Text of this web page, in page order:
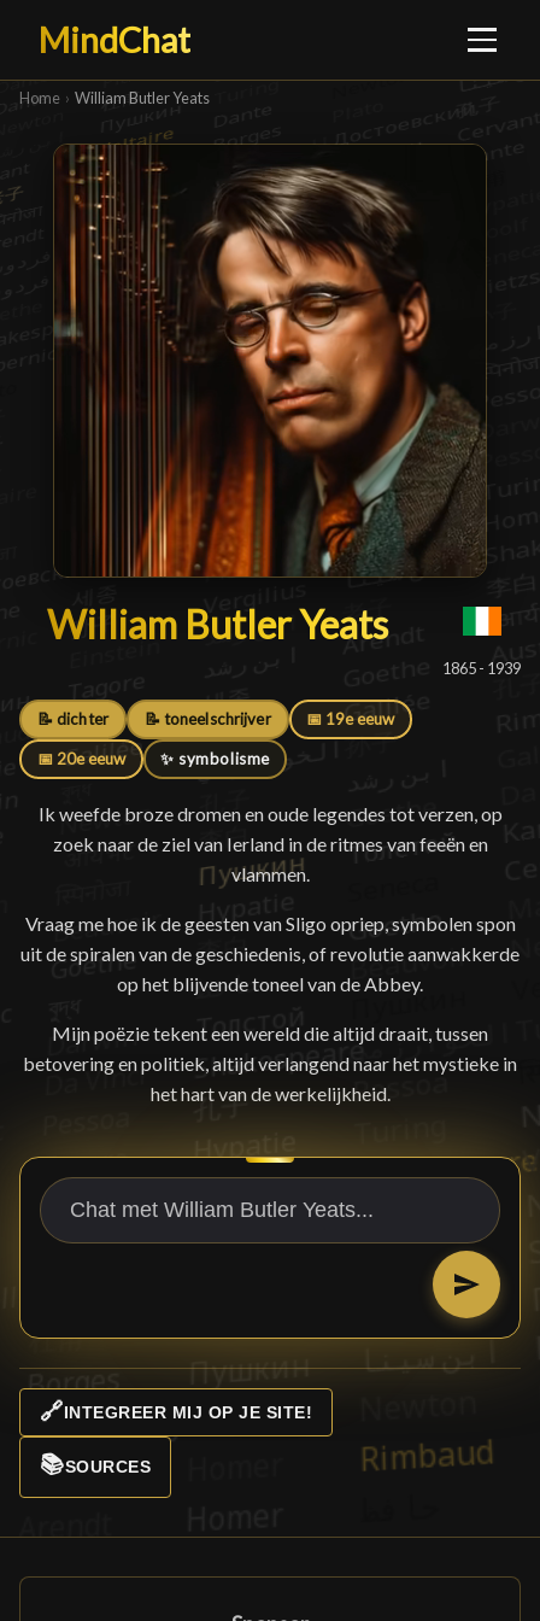
MindChat
Home › William Butler Yeats
William Butler Yeats
William Butler Yeats█
1865 - 1939
📝 dichter 📝 toneelschrijver 📅 19e eeuw
📅 20e eeuw ✨ symbolisme
Ik weefde broze dromen en oude legendes tot verzen, op
zoek naar de ziel van Ierland in de ritmes van feeën en
vlammen.
Vraag me hoe ik de geesten van Sligo opriep, symbolen spon
uit de spiralen van de geschiedenis, of revolutie aanwakkerde
op het blijvende toneel van de Abbey.
Mijn poëzie tekent een wereld die altijd draait, tussen
betovering en politiek, altijd verlangend naar het mystieke in
het hart van de werkelijkheid.
🔗INTEGREER MIJ OP JE SITE!
📚SOURCES